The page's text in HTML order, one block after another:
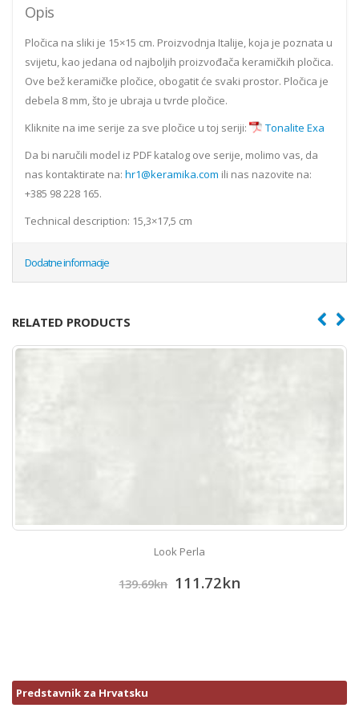
Opis
Pločica na sliki je 15×15 cm. Proizvodnja Italije, koja je poznata u
svijetu, kao jedana od najboljih proizvođača keramičkih pločica.
Ove bež keramičke pločice, obogatit će svaki prostor. Pločica je
debela 8 mm, što je ubraja u tvrde pločice.
Kliknite na ime serije za sve pločice u toj seriji:
Tonalite Exa
Da bi naručili model iz PDF katalog ove serije, molimo vas, da
nas kontaktirate na: hr1@keramika.com ili nas nazovite na:
+385 98 228 165.
Technical description: 15,3×17,5 cm
Dodatne informacije
RELATED PRODUCTS
Look Perla
139.69kn 111.72kn
Predstavnik za Hrvatsku